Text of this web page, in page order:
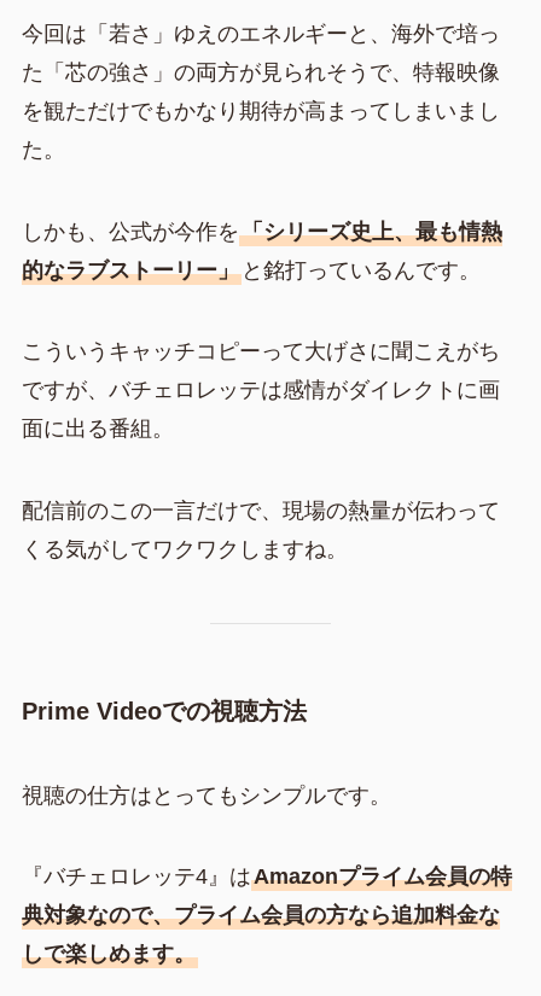
今回は「若さ」ゆえのエネルギーと、海外で培っ
た「芯の強さ」の両方が見られそうで、特報映像
を観ただけでもかなり期待が高まってしまいまし
た。
しかも、公式が今作を「シリーズ史上、最も情熱
的なラブストーリー」と銘打っているんです。
こういうキャッチコピーって大げさに聞こえがち
ですが、バチェロレッテは感情がダイレクトに画
面に出る番組。
配信前のこの一言だけで、現場の熱量が伝わって
くる気がしてワクワクしますね。
Prime Videoでの視聴方法
視聴の仕方はとってもシンプルです。
『バチェロレッテ4』はAmazonプライム会員の特
典対象なので、プライム会員の方なら追加料金な
しで楽しめます。